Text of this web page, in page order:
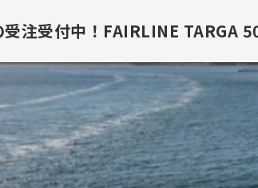
注受付中！FAIRLINE TARGA